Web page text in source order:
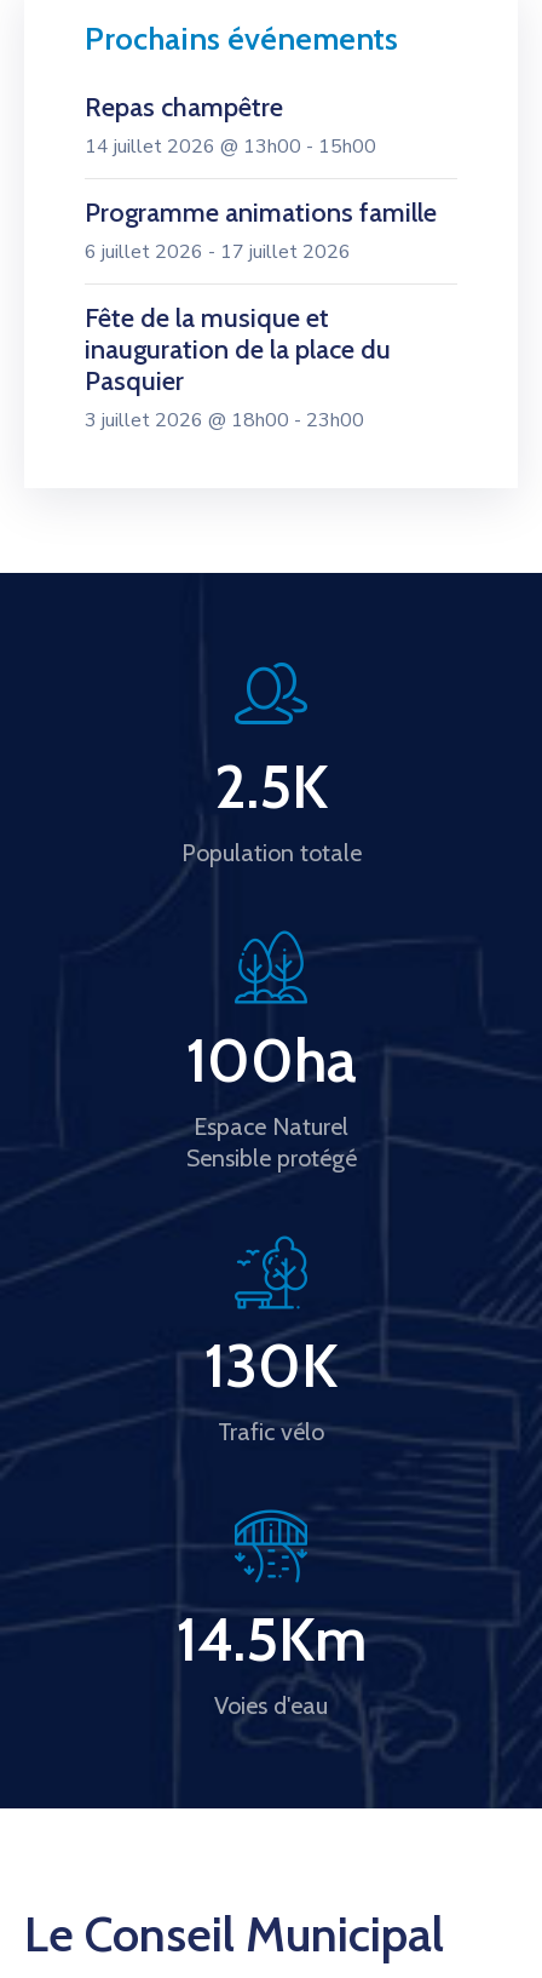
Prochains événements
Repas champêtre
14 juillet 2026 @ 13h00 - 15h00
Programme animations famille
6 juillet 2026 - 17 juillet 2026
Fête de la musique et
inauguration de la place du
Pasquier
3 juillet 2026 @ 18h00 - 23h00
2.5K
Population totale
100ha
Espace Naturel
Sensible protégé
130K
Trafic vélo
14.5Km
Voies d'eau
Le Conseil Municipal